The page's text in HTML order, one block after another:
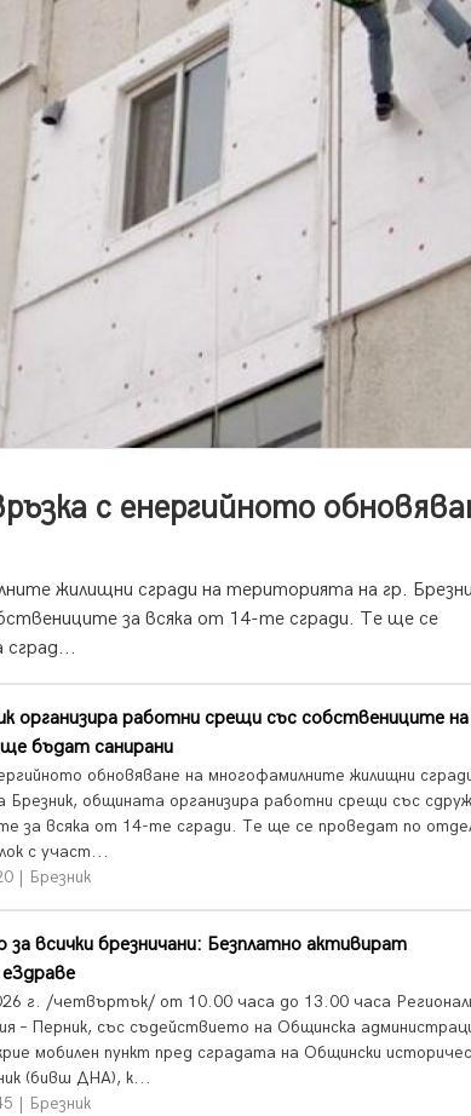
с енергийното
жилищни сгради на територията на гр.
за всяка от 14-те сгради. Те ще се
организира работни срещи със собствениците на
бъдат санирани
обновяване на многофамилните жилищни
общината организира работни срещи със
за всяка от 14-те сгради. Те ще се проведат по
с участ...
| Брезник
за всички брезничани: Безплатно активират
г. /четвъртък/ от 10.00 часа до 13.00 часа
– Перник, със съдействието на Общинска
мобилен пункт пред сградата на Общински
(бивш ДНА), к...
| Брезник